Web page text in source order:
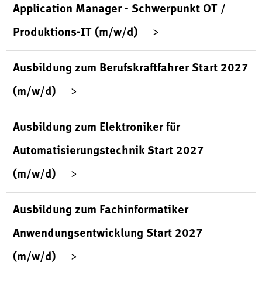
Application Manager - Schwerpunkt OT /
Produktions-IT (m/w/d)
Ausbildung zum Berufskraftfahrer Start 2027
(m/w/d)
Ausbildung zum Elektroniker für
Automatisierungstechnik Start 2027
(m/w/d)
Ausbildung zum Fachinformatiker
Anwendungsentwicklung Start 2027
(m/w/d)